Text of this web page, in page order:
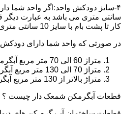
کار تا پشت بام با سایز 10 سانتی متری ( هم اندازه دودکش بخاری) داشته باشد تنها می توانید از آبگرمکن BX114 استفاده نمایید.
در صورتی که واحد شما دارای دودکش 15 سانتی تو کار می باشد بر اساس متراژ می توانید دستگاه های زیر را انتخاب نمایید:
متراژ 60 الی 70 متر مربع آبگرمکن B3112
متراژ 70 الی 130 متر مربع آبگرمکن B3115 یا B3215i
متراژ بالاتر از 130 متر مربع آبگرمکن B3118 یا B3218i
قطعات آبگرمکن شمعک دار چیست ؟